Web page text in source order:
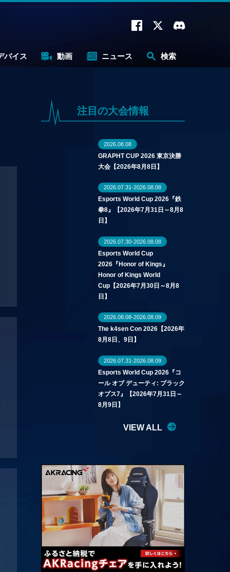
バイス 動画 ニュース 検索
注目の大会情報
2026.08.08
GRAPHT CUP 2026 東京決勝
大会【2026年8月8日】
2026.07.31-2026.08.08
Esports World Cup 2026『鉄
拳8』【2026年7月31日～8月8
日】
2026.07.30-2026.08.08
Esports World Cup
2026『Honor of Kings』
Honor of Kings World
Cup【2026年7月30日～8月8
日】
2026.08.08-2026.08.09
The k4sen Con 2026【2026年
8月8日、9日】
2026.07.31-2026.08.09
Esports World Cup 2026『コ
ール オブ デューティ: ブラック
オプス7』【2026年7月31日～
8月9日】
VIEW ALL